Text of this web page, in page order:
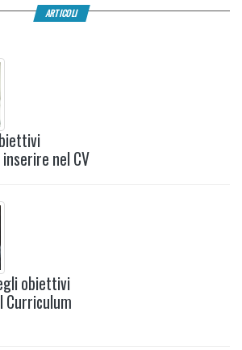
ARTICOLI
nel CV
obiettivi
Curriculum